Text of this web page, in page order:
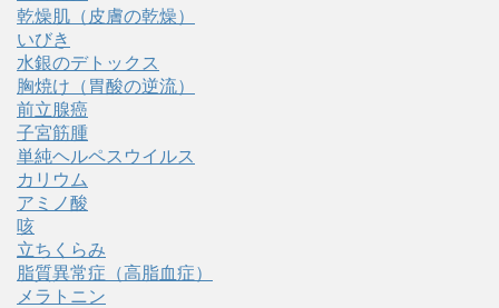
乾燥肌（皮膚の乾燥）
いびき
水銀のデトックス
胸焼け（胃酸の逆流）
前立腺癌
子宮筋腫
単純ヘルペスウイルス
カリウム
アミノ酸
咳
立ちくらみ
脂質異常症（高脂血症）
メラトニン